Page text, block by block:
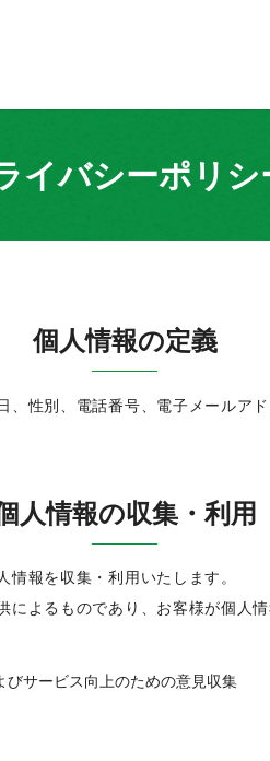
イバシーポリシ
個人情報の定義
性別、電話番号、電子メールア
人情報の収集・利用
報を収集・利用いたします。
よるものであり、お客様が個人
サービス向上のための意見収集